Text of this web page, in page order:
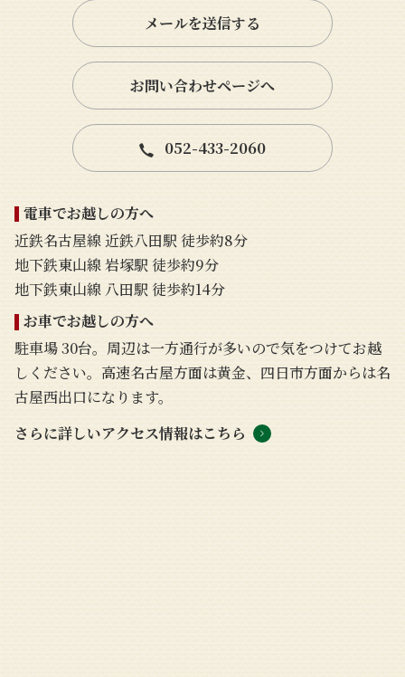
メールを送信する
お問い合わせページへ
052-433-2060
電車でお越しの方へ
近鉄名古屋線 近鉄八田駅 徒歩約8分
地下鉄東山線 岩塚駅 徒歩約9分
地下鉄東山線 八田駅 徒歩約14分
お車でお越しの方へ
駐車場 30台。周辺は一方通行が多いので気をつけてお越
しください。高速名古屋方面は黄金、四日市方面からは名
古屋西出口になります。
さらに詳しいアクセス情報はこちら